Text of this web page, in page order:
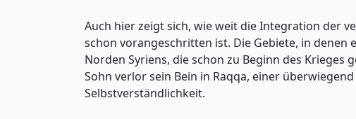
Auch hier zeigt sich, wie weit die Integration der
schon vorangeschritten ist. Die Gebiete, in denen
Norden Syriens, die schon zu Beginn des
Sohn verlor sein Bein in Raqqa, einer
Selbstverständlichkeit.